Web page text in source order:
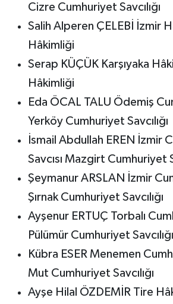
Cizre Cumhuriyet Savcılığı
Salih Alperen ÇELEBİ İzmir
Hâkimliği
Serap KÜÇÜK Karşıyaka
Hâkimliği
Eda ÖCAL TALU Ödemiş
Yerköy Cumhuriyet Savcılığı
İsmail Abdullah EREN İzmir
Savcısı Mazgirt Cumhuriyet
Şeymanur ARSLAN İzmir
Şırnak Cumhuriyet Savcılığı
Ayşenur ERTUÇ Torbalı
Pülümür Cumhuriyet Savcılığı
Kübra ESER Menemen
Mut Cumhuriyet Savcılığı
Ayşe Hilal ÖZDEMİR Tire